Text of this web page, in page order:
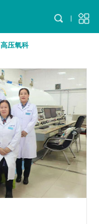
高压氧科